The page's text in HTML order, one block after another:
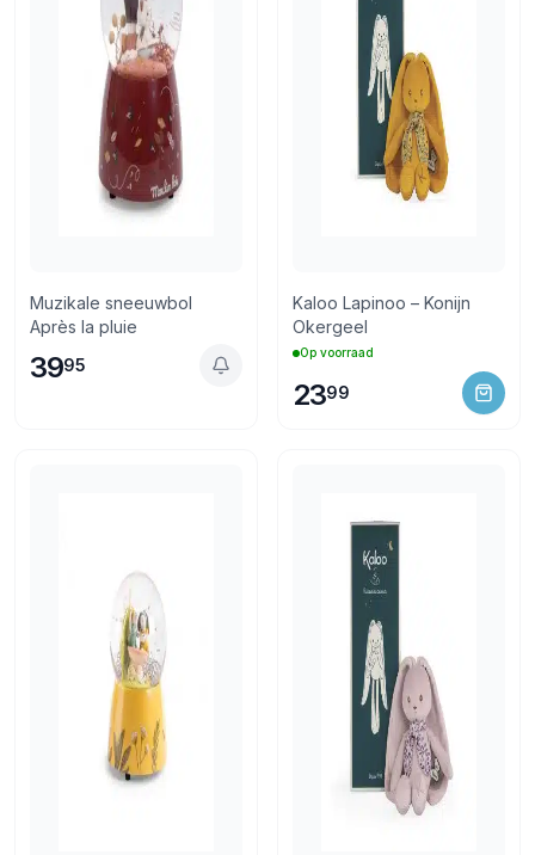
Muzikale sneeuwbol
Après la pluie
3995
Kaloo Lapinoo – Konijn
Okergeel
Op voorraad
2399